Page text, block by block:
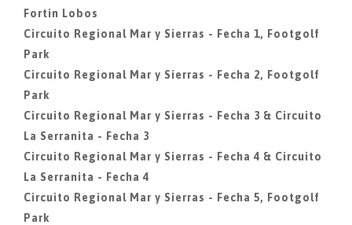
Fortin Lobos
Circuito Regional Mar y Sierras - Fecha 1, Footgolf
Park
Circuito Regional Mar y Sierras - Fecha 2, Footgolf
Park
Circuito Regional Mar y Sierras - Fecha 3 & Circuito
La Serranita - Fecha 3
Circuito Regional Mar y Sierras - Fecha 4 & Circuito
La Serranita - Fecha 4
Circuito Regional Mar y Sierras - Fecha 5, Footgolf
Park